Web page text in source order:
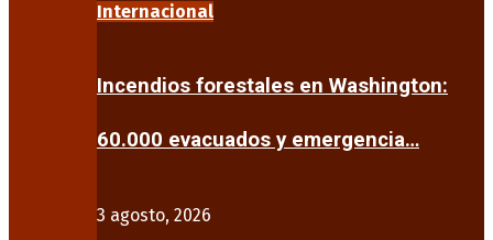
Internacional
Incendios forestales en Washington:
60.000 evacuados y emergencia…
3 agosto, 2026